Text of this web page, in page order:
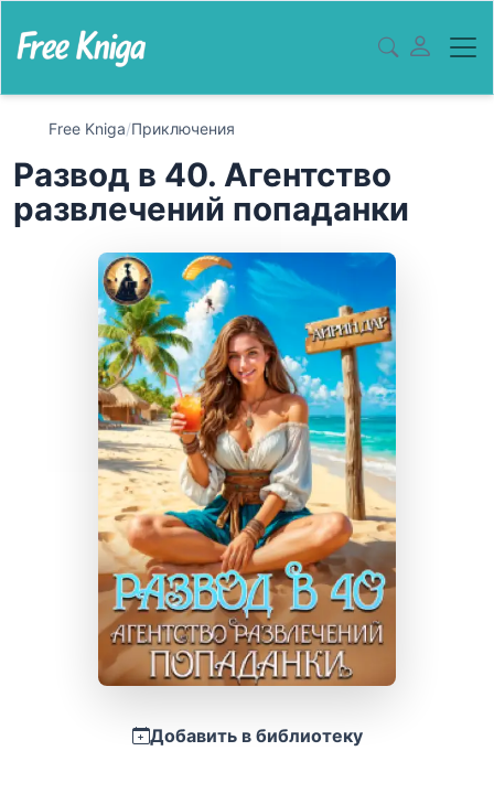
Free Kniga/Приключения
Развод в 40. Агентство
развлечений попаданки
Добавить в библиотеку